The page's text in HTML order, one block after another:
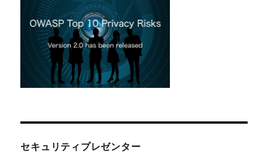
セキュリティプレゼンター